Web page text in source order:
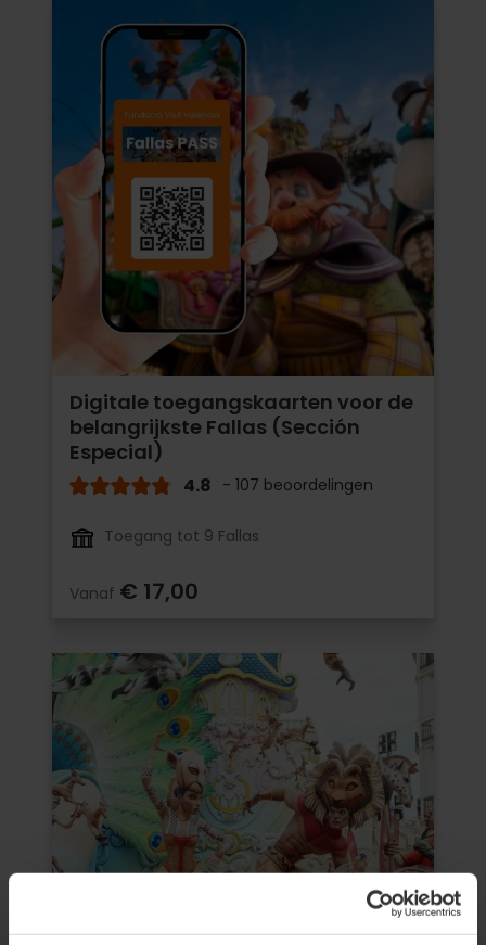
Digitale toegangskaarten voor de
belangrijkste Fallas (Sección
Especial)
4.8 - 107 beoordelingen
Toegang tot 9 Fallas
Vanaf € 17,00